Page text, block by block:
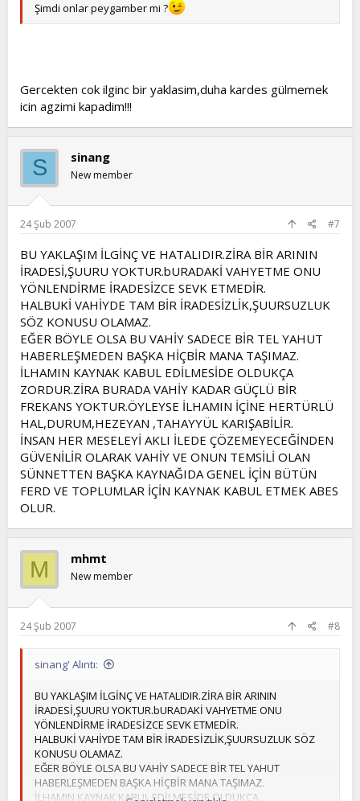
Şimdi onlar peygamber mi ?
Gercekten cok ilginc bir yaklasim,duha kardes gülmemek
icin agzimi kapadim!!!
S sinang
New member
24 Şub 2007 #7
BU YAKLAŞIM İLGİNÇ VE HATALIDIR.ZİRA BİR ARININ
İRADESİ,ŞUURU YOKTUR.bURADAKİ VAHYETME ONU
YÖNLENDİRME İRADESİZCE SEVK ETMEDİR.
HALBUKİ VAHİYDE TAM BİR İRADESİZLİK,ŞUURSUZLUK
SÖZ KONUSU OLAMAZ.
EĞER BÖYLE OLSA BU VAHİY SADECE BİR TEL YAHUT
HABERLEŞMEDEN BAŞKA HİÇBİR MANA TAŞIMAZ.
İLHAMIN KAYNAK KABUL EDİLMESİDE OLDUKÇA
ZORDUR.ZİRA BURADA VAHİY KADAR GÜÇLÜ BİR
FREKANS YOKTUR.ÖYLEYSE İLHAMIN İÇİNE HERTÜRLÜ
HAL,DURUM,HEZEYAN ,TAHAYYÜL KARIŞABİLİR.
İNSAN HER MESELEYİ AKLI İLEDE ÇÖZEMEYECEĞİNDEN
GÜVENİLİR OLARAK VAHİY VE ONUN TEMSİLİ OLAN
SÜNNETTEN BAŞKA KAYNAĞIDA GENEL İÇİN BÜTÜN
FERD VE TOPLUMLAR İÇİN KAYNAK KABUL ETMEK ABES
OLUR.
M mhmt
New member
24 Şub 2007 #8
sinang' Alıntı:
BU YAKLAŞIM İLGİNÇ VE HATALIDIR.ZİRA BİR ARININ
İRADESİ,ŞUURU YOKTUR.bURADAKİ VAHYETME ONU
YÖNLENDİRME İRADESİZCE SEVK ETMEDİR.
HALBUKİ VAHİYDE TAM BİR İRADESİZLİK,ŞUURSUZLUK SÖZ
KONUSU OLAMAZ.
EĞER BÖYLE OLSA BU VAHİY SADECE BİR TEL YAHUT
HABERLEŞMEDEN BAŞKA HİÇBİR MANA TAŞIMAZ.
İLHAMIN KAYNAK KABUL EDİLMESİDE OLDUKÇA